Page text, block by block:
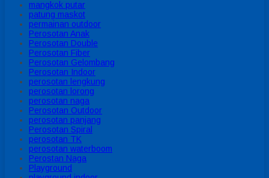
mangkok putar
patung maskot
permainan outdoor
Perosotan Anak
Perosotan Double
Perosotan Fiber
Perosotan Gelombang
Perosotan Indoor
perosotan lengkung
perosotan lorong
perosotan naga
Perosotan Outdoor
perosotan panjang
Perosotan Spiral
perosotan TK
perosotan waterboom
Perostan Naga
Playground